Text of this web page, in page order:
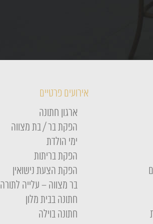
אירועים פרטיים
ארגון חתונה
הפקת בר / בת מצווה
ימי הולדת
הפקת בריתות
הפקת הצעת נישואין
בר מצווה – עלייה לתורה
חתונה בבית מלון
חתונה בוילה